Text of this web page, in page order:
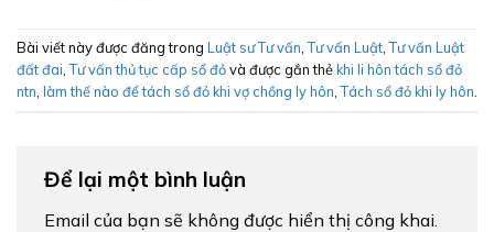
Bài viết này được đăng trong Luật sư Tư vấn,Tư vấn Luật,Tư vấn Luật
đất đai,Tư vấn thủ tục cấp sổ đỏvà được gắn thẻkhi li hôn tách sổ đỏ
ntn, làm thế nào để tách sổ đỏ khi vợ chồng ly hôn,Tách sổ đỏ khi ly hôn.
Để lại một bình luận
Email của bạn sẽ không được hiển thị công khai.